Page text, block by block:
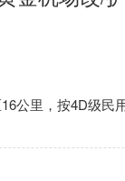
，按4D级民